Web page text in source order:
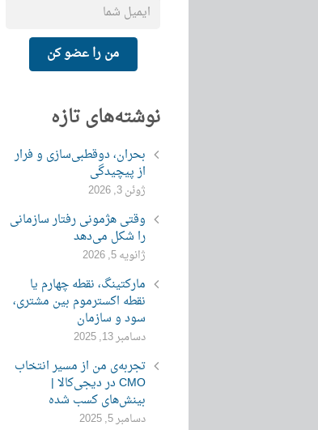
من را عضو کن
نوشته‌های تازه
بحران، دوقطبی‌سازی و فرار
از پیچیدگی
ژوئن 3, 2026
وقتی هژمونی رفتار سازمانی
را شکل می‌دهد
ژانویه 5, 2026
مارکتینگ، نقطه چهارم یا
نقطه اکسترموم بین مشتری،
سود و سازمان
دسامبر 13, 2025
تجربه‌ی من از مسیر انتخاب
CMO در دیجی‌کالا |
بینش‌های کسب شده
دسامبر 5, 2025